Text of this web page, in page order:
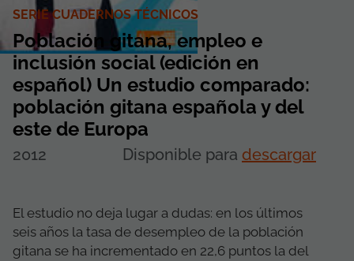
SERIE CUADERNOS TÉCNICOS
Población gitana, empleo e
inclusión social (edición en
español) Un estudio comparado:
población gitana española y del
este de Europa
2012 Disponible para descargar
El estudio no deja lugar a dudas: en los últimos
seis años la tasa de desempleo de la población
gitana se ha incrementado en 22,6 puntos la del